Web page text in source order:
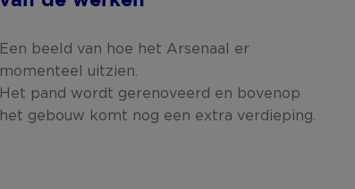
Een beeld van hoe het Arsenaal er
momenteel uitzien.
Het pand wordt gerenoveerd en bovenop
het gebouw komt nog een extra verdieping.